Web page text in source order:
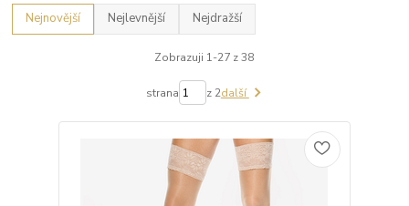
Nejnovější Nejlevnější Nejdražší
Zobrazuji 1-27 z 38
strana z 2další